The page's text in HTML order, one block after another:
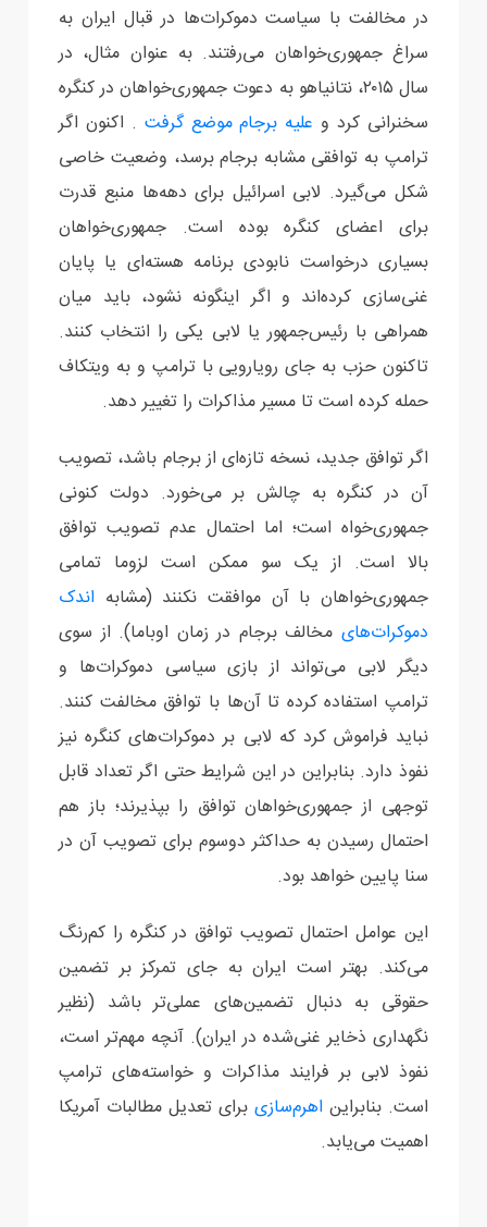
در مخالفت با سیاست دموکرات‌‎ها در قبال ایران به
سراغ جمهوری‌‎خواهان می‌رفتند. به عنوان مثال، در
سال ۲۰۱۵، نتانیاهو به دعوت جمهوری‌خواهان در کنگره
سخنرانی کرد و علیه برجام موضع گرفت . اکنون اگر
ترامپ به توافقی مشابه برجام برسد، وضعیت خاصی
شکل می‌گیرد. لابی اسرائیل برای دهه‌ها منبع قدرت
برای اعضای کنگره بوده است. جمهوری‌خواهان
بسیاری درخواست نابودی برنامه هسته‌ای یا پایان
غنی‌سازی کرده‌اند و اگر اینگونه نشود، باید میان
همراهی با رئیس‌جمهور یا لابی یکی را انتخاب کنند.
تاکنون حزب به جای رویارویی با ترامپ و به ویتکاف
حمله کرده است تا مسیر مذاکرات را تغییر دهد.
اگر توافق جدید، نسخه تازه‌ای از برجام باشد، تصویب
آن در کنگره به چالش بر می‌خورد. دولت کنونی
جمهوری‌خواه است؛ اما احتمال عدم‌ تصویب توافق
بالا است. از یک سو ممکن است لزوما تمامی
جمهوری‌خواهان با آن موافقت نکنند (مشابه اندک
دموکرات‌های مخالف برجام در زمان اوباما). از سوی
دیگر لابی می‌تواند از بازی سیاسی دموکرات‌ها و
ترامپ استفاده کرده تا آن‌ها با توافق مخالفت کنند.
نباید فراموش کرد که لابی بر دموکرات‌های کنگره نیز
نفوذ دارد. بنابراین در این شرایط حتی اگر تعداد قابل
توجهی از جمهوری‌خواهان توافق را بپذیرند؛ باز هم
احتمال رسیدن به حداکثر دوسوم برای تصویب آن در
سنا پایین خواهد بود.
این عوامل احتمال تصویب توافق در کنگره را کم‌رنگ
می‌کند. بهتر است ایران به جای تمرکز بر تضمین
حقوقی به دنبال تضمین‌های عملی‌تر باشد (نظیر
نگهداری ذخایر غنی‌شده در ایران). آنچه مهم‌تر است،
نفوذ لابی بر فرایند مذاکرات و خواسته‌های ترامپ
است. بنابراین اهرم‌سازی برای تعدیل مطالبات آمریکا
اهمیت می‌یابد.